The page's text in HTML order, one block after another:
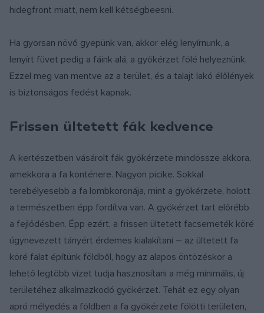
hidegfront miatt, nem kell kétségbeesni.
Ha gyorsan növő gyepünk van, akkor elég lenyírnunk, a
lenyírt füvet pedig a fáink alá, a gyökérzet fölé helyeznünk.
Ezzel meg van mentve az a terület, és a talajt lakó élőlények
is biztonságos fedést kapnak.
Frissen ültetett fák kedvence
A kertészetben vásárolt fák gyökérzete mindössze akkora,
amekkora a fa konténere. Nagyon picike. Sokkal
terebélyesebb a fa lombkoronája, mint a gyökérzete, holott
a természetben épp fordítva van. A gyökérzet tart előrébb
a fejlődésben. Épp ezért, a frissen ültetett facsemeték köré
úgynevezett tányért érdemes kialakítani – az ültetett fa
köré falat építünk földből, hogy az alapos öntözéskor a
lehető legtöbb vizet tudja hasznosítani a még minimális, új
területéhez alkalmazkodó gyökérzet. Tehát ez egy olyan
apró mélyedés a földben a fa gyökérzete fölötti területen,